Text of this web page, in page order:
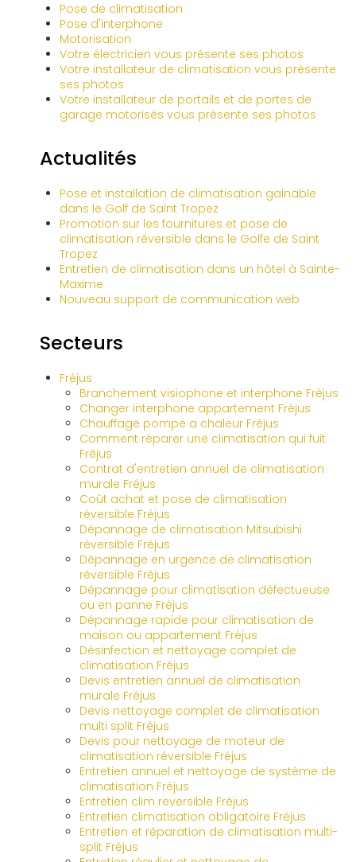
Pose de climatisation
Pose d'interphone
Motorisation
Votre électricien vous présente ses photos
Votre installateur de climatisation vous présente
ses photos
Votre installateur de portails et de portes de
garage motorisés vous présente ses photos
Actualités
Pose et installation de climatisation gainable
dans le Golf de Saint Tropez
Promotion sur les fournitures et pose de
climatisation réversible dans le Golfe de Saint
Tropez
Entretien de climatisation dans un hôtel à Sainte-
Maxime
Nouveau support de communication web
Secteurs
Fréjus
Branchement visiophone et interphone Fréjus
Changer interphone appartement Fréjus
Chauffage pompe a chaleur Fréjus
Comment réparer une climatisation qui fuit
Fréjus
Contrat d'entretien annuel de climatisation
murale Fréjus
Coût achat et pose de climatisation
réversible Fréjus
Dépannage de climatisation Mitsubishi
réversible Fréjus
Dépannage en urgence de climatisation
réversible Fréjus
Dépannage pour climatisation défectueuse
ou en panne Fréjus
Dépannage rapide pour climatisation de
maison ou appartement Fréjus
Désinfection et nettoyage complet de
climatisation Fréjus
Devis entretien annuel de climatisation
murale Fréjus
Devis nettoyage complet de climatisation
multi split Fréjus
Devis pour nettoyage de moteur de
climatisation réversible Fréjus
Entretien annuel et nettoyage de système de
climatisation Fréjus
Entretien clim reversible Fréjus
Entretien climatisation obligatoire Fréjus
Entretien et réparation de climatisation multi-
split Fréjus